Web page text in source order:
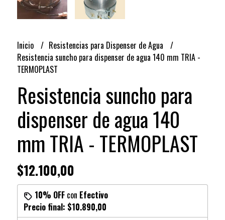
Inicio
Resistencias para Dispenser de Agua
Resistencia suncho para dispenser de agua 140 mm TRIA -
TERMOPLAST
Resistencia suncho para
dispenser de agua 140
mm TRIA - TERMOPLAST
$12.100,00
10% OFFcon Efectivo
Precio final: $10.890,00